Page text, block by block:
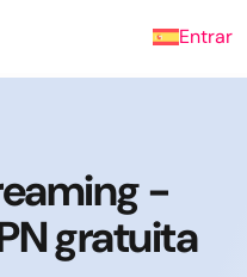
Entrar
-
gratuita